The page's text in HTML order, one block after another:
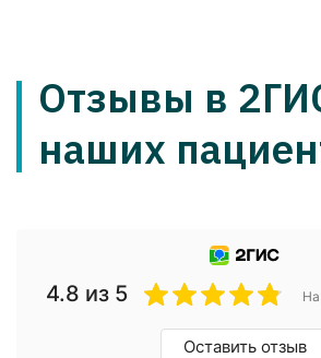
4.8 из 5
Оставить отзыв
ПроДокторов